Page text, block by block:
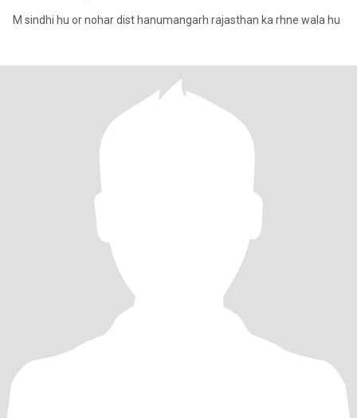
M sindhi hu or nohar dist hanumangarh rajasthan ka rhne wala hu